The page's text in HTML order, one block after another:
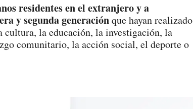
residentes en el extranjero y a
y segunda generaciónque hayan realizado
la educación, la investigación, la
comunitario, la acción social, el deporte o